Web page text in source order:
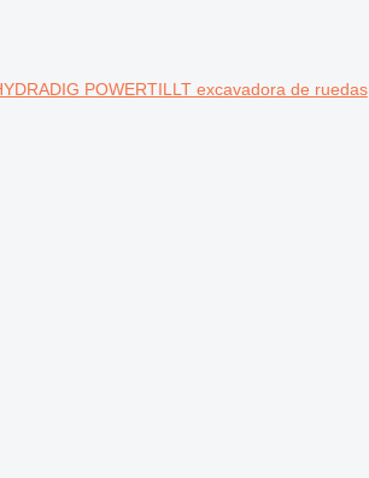
POWERTILLT excavadora de ruedas